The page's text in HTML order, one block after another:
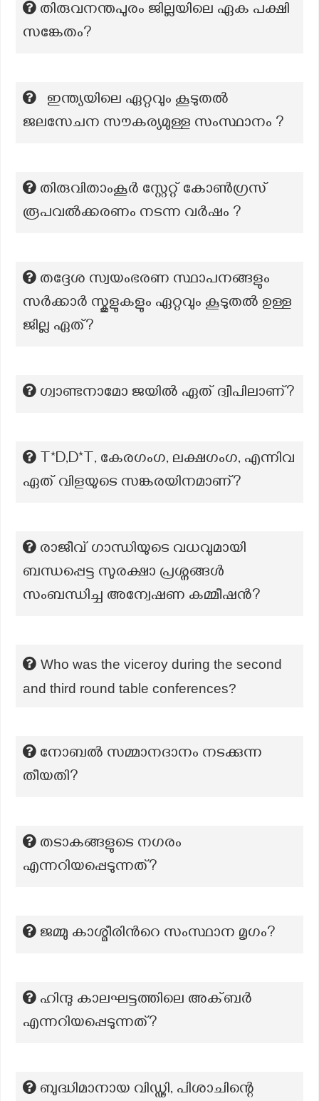
തിരുവനന്തപുരം ജില്ലയിലെ ഏക പക്ഷി
സങ്കേതം?
ഇന്ത്യയിലെ ഏറ്റവും കൂടുതൽ
ജലസേചന സൗകര്യമുള്ള സംസ്ഥാനം ?
തിരുവിതാംകൂർ സ്റ്റേറ്റ് കോൺഗ്രസ്
രൂപവൽക്കരണം നടന്ന വർഷം ?
തദ്ദേശ സ്വയംഭരണ സ്ഥാപനങ്ങളും
സർക്കാർ സ്കൂളുകളും ഏറ്റവും കൂടുതൽ ഉള്ള
ജില്ല ഏത്?
ഗ്വാണ്ടനാമോ ജയിൽ ഏത് ദ്വീപിലാണ്?
T*D,D*T, കേരഗംഗ, ലക്ഷഗംഗ, എന്നിവ
ഏത് വിളയുടെ സങ്കരയിനമാണ്?
രാജീവ് ഗാന്ധിയുടെ വധവുമായി
ബന്ധപ്പെട്ട സുരക്ഷാ പ്രശ്നങ്ങൾ
സംബന്ധിച്ച അന്വേഷണ കമ്മീഷന്‍?
Who was the viceroy during the second
and third round table conferences?
നോബൽ സമ്മാനദാനം നടക്കുന്ന
തീയതി?
തടാകങ്ങളുടെ നഗരം
എന്നറിയപ്പെടുന്നത്?
ജമ്മു കാശ്മീരിന്‍റെ സംസ്ഥാന മൃഗം?
ഹിന്ദു കാലഘട്ടത്തിലെ അക്ബർ
എന്നറിയപ്പെടുന്നത്?
ബുദ്ധിമാനായ വിഡ്ഢി, പിശാചിന്റെ